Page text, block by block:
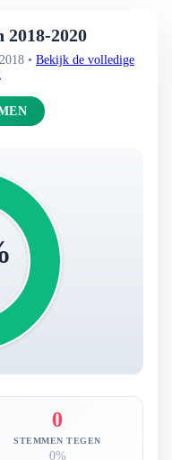
2020
• Bekijk de volledige
0
STEMMEN TEGEN
0%